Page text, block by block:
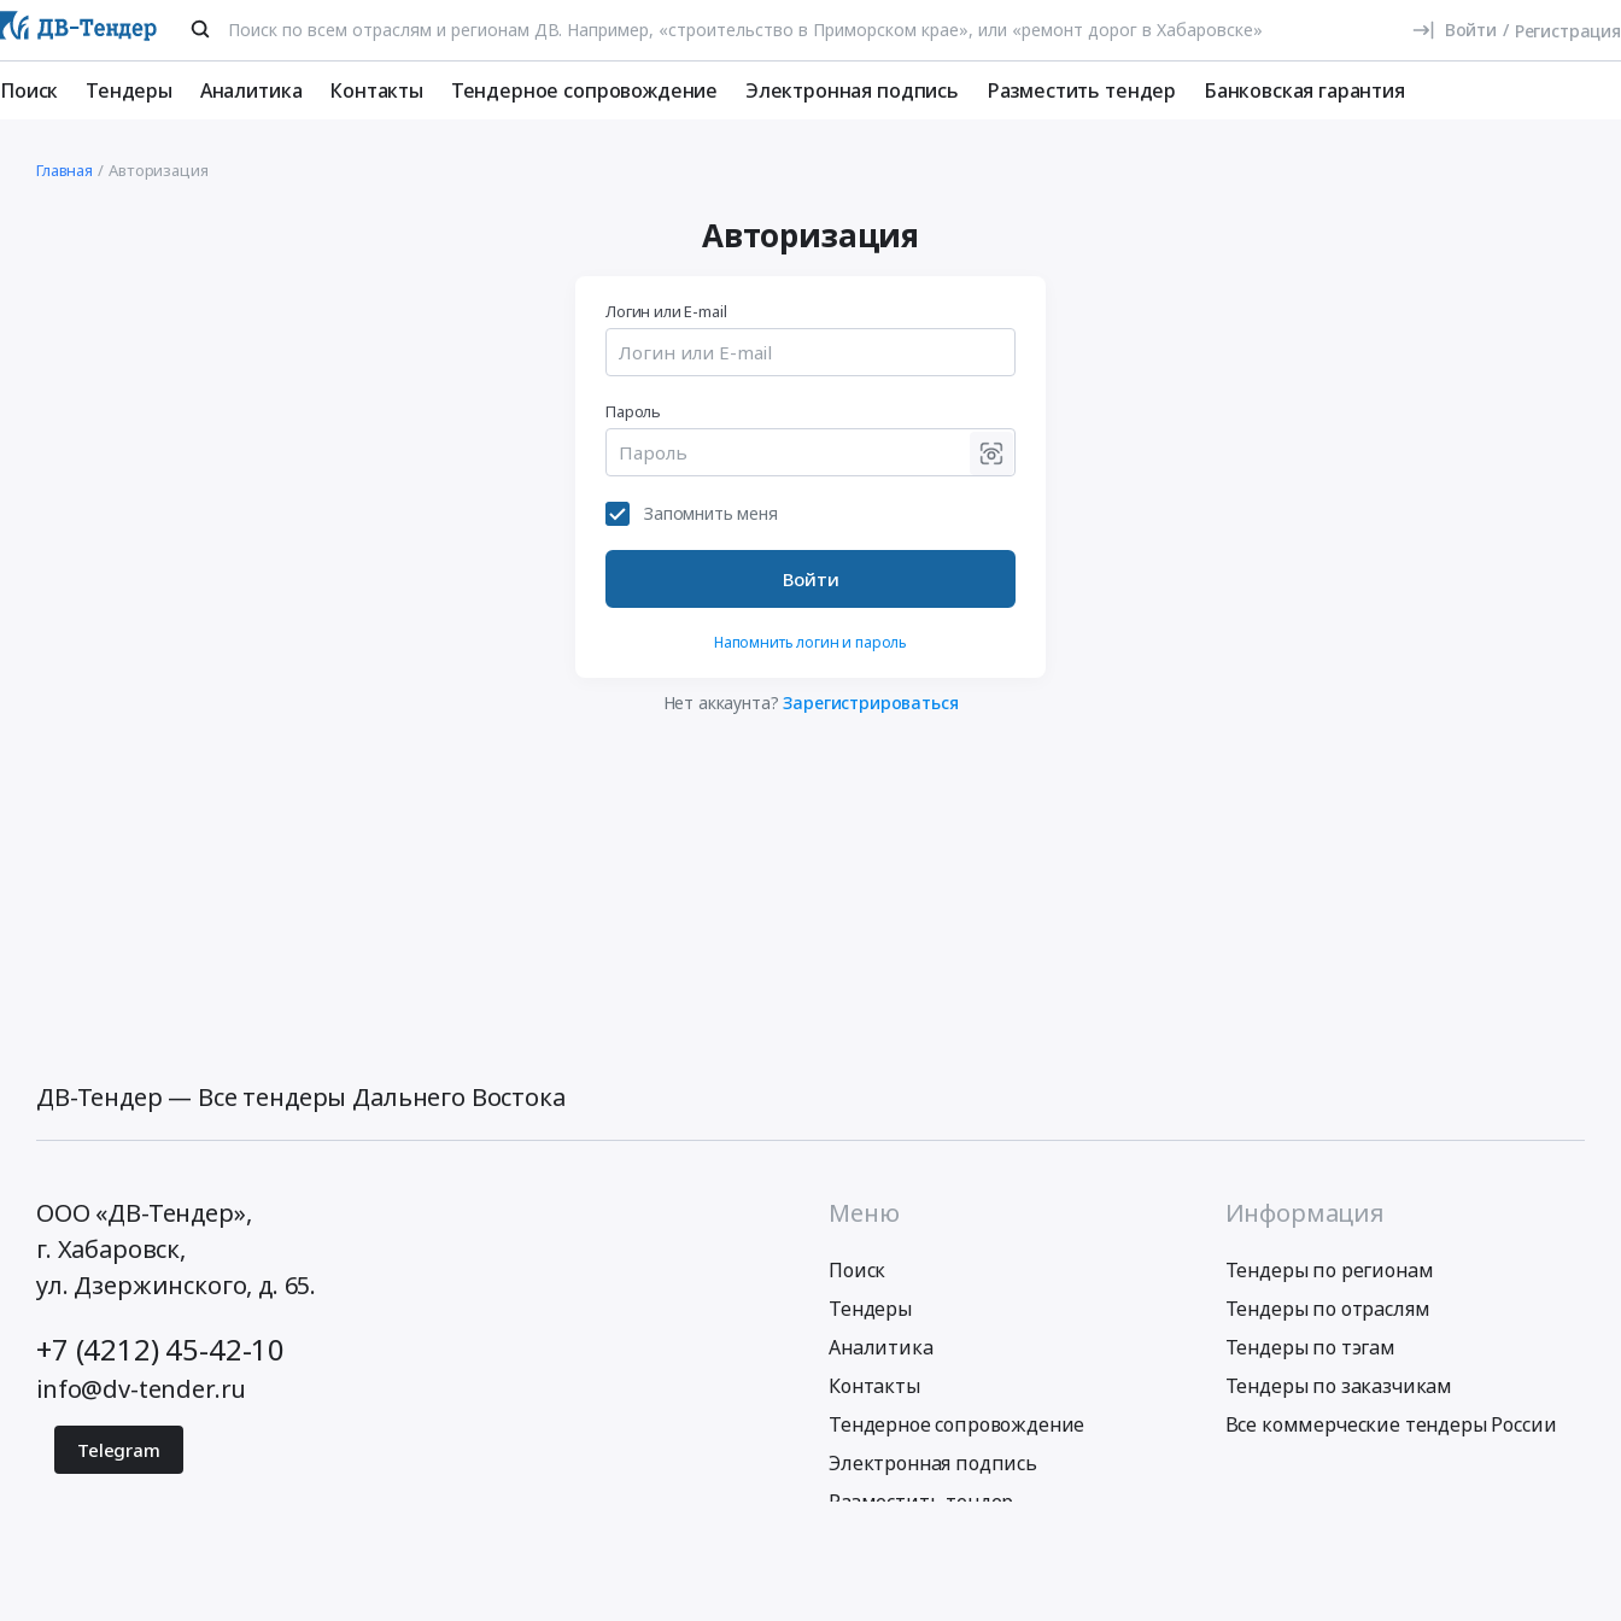
Войти / Регистрация
Поиск Тендеры Аналитика Контакты Тендерное сопровождение Электронная подпись Разместить тендер Банковская гарантия
Главная Авторизация
Авторизация
Логин или E-mail
Пароль
Запомнить меня
Войти
Напомнить логин и пароль
Нет аккаунта?Зарегистрироваться
ДВ-Тендер — Все тендеры Дальнего Востока
ООО «ДВ-Тендер»,
г. Хабаровск,
ул. Дзержинского, д. 65.
+7 (4212) 45-42-10
info@dv-tender.ru
Telegram
Меню
Поиск
Тендеры
Аналитика
Контакты
Тендерное сопровождение
Электронная подпись
Разместить тендер
Информация
Тендеры по регионам
Тендеры по отраслям
Тендеры по тэгам
Тендеры по заказчикам
Все коммерческие тендеры России